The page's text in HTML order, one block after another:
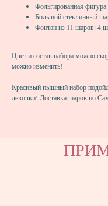
Фольгированная
Большой стеклянный
Фонтан из 11 шаров: 4
Цвет и состав набора можно
можно изменить!
Красивый пышный набор
девочки! Доставка шаров по